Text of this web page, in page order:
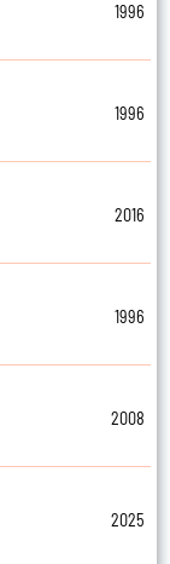
1996
1996
2016
1996
2008
2025